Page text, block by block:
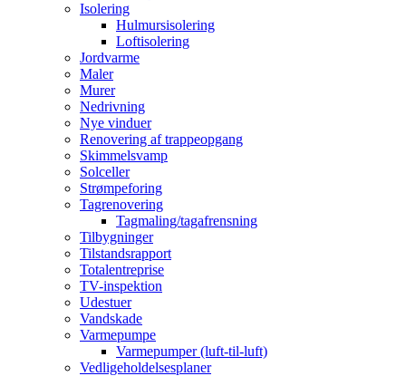
Isolering
Hulmursisolering
Loftisolering
Jordvarme
Maler
Murer
Nedrivning
Nye vinduer
Renovering af trappeopgang
Skimmelsvamp
Solceller
Strømpeforing
Tagrenovering
Tagmaling/tagafrensning
Tilbygninger
Tilstandsrapport
Totalentreprise
TV-inspektion
Udestuer
Vandskade
Varmepumpe
Varmepumper (luft-til-luft)
Vedligeholdelsesplaner